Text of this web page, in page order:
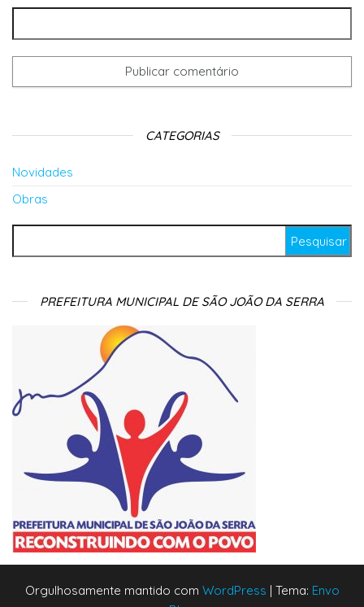
CATEGORIAS
Novidades
Obras
PREFEITURA MUNICIPAL DE SÃO JOÃO DA SERRA
Orgulhosamente mantido com WordPress | Tema: Envo